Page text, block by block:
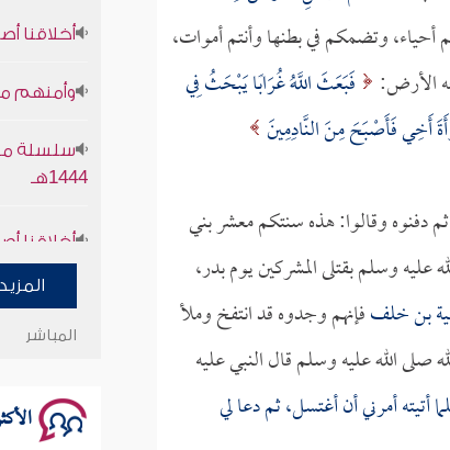
أحياء، وتضمكم في بطنها وأنتم أموات،
الأرض:
فَبَعَثَ اللَّهُ غُرَابًا يَبْحَثُ فِي
أَخِي فَأَصْبَحَ مِنَ النَّادِمِينَ
دفنوه وقالوا: هذه سنتكم معشر بني
عليه وسلم بقتلى المشركين يوم بدر،
بن خلففإنهم وجدوه قد انتفخ وملأ
صلى الله عليه وسلم قال النبي عليه
أمرني أن أغتسل، ثم دعا لي
1444هـ
وأمنهم
سلسلة
1444هـ
المزيد
المباشر